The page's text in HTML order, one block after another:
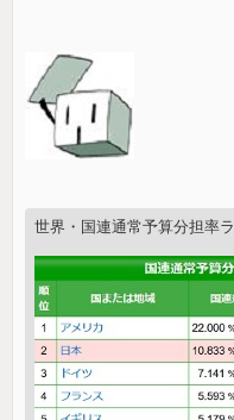
世界・国連通常予算分担率